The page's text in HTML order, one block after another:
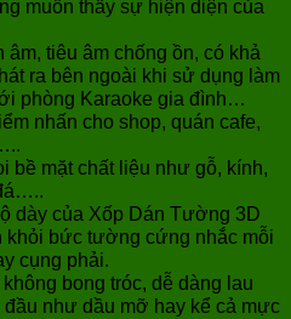
muốn thấy sự hiện diện của
âm, tiêu âm chống ồn, có khả
ra bên ngoài khi sử dụng làm
phòng Karaoke gia đình…
nhấn cho shop, quán cafe,
bề mặt chất liệu như gỗ, kính,
dày của Xốp Dán Tường 3D
khỏi bức tường cứng nhắc mỗi
cụng phải.
bong tróc, dễ dàng lau
như dầu mỡ hay kể cả mực